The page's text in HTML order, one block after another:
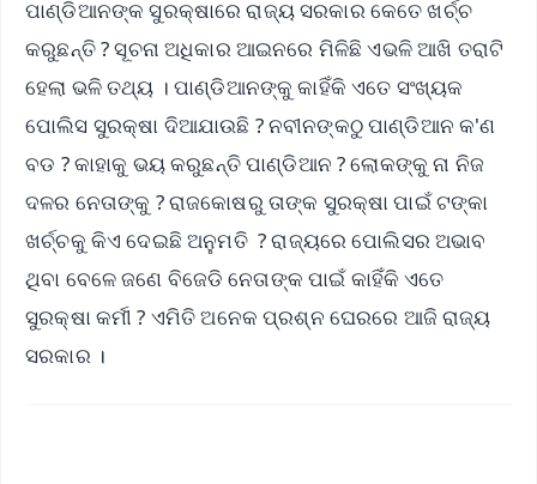
ପାଣ୍ଡିଆନଙ୍କ ସୁରକ୍ଷାରେ ରାଜ୍ୟ ସରକାର କେତେ ଖର୍ଚ୍ଚ
କରୁଛନ୍ତି ? ସୂଚନା ଅଧିକାର ଆଇନରେ ମିଳିଛି ଏଭଳି ଆଖି ତରାଟି
ହେଲା ଭଳି ତଥ୍ୟ । ପାଣ୍ଡିଆନଙ୍କୁ କାହିଁକି ଏତେ ସଂଖ୍ୟକ
ପୋଲିସ ସୁରକ୍ଷା ଦିଆଯାଉଛି ? ନବୀନଙ୍କଠୁ ପାଣ୍ଡିଆନ କ'ଣ
ବଡ ? କାହାକୁ ଭୟ କରୁଛନ୍ତି ପାଣ୍ଡିଆନ ? ଲୋକଙ୍କୁ ନା ନିଜ
ଦଳର ନେତାଙ୍କୁ ? ରାଜକୋଷରୁ ତାଙ୍କ ସୁରକ୍ଷା ପାଇଁ ଟଙ୍କା
ଖର୍ଚ୍ଚକୁ କିଏ ଦେଇଛି ଅନୁମତି ? ରାଜ୍ୟରେ ପୋଲିସର ଅଭାବ
ଥିବା ବେଳେ ଜଣେ ବିଜେଡି ନେତାଙ୍କ ପାଇଁ କାହିଁକି ଏତେ
ସୁରକ୍ଷା କର୍ମୀ ? ଏମିତି ଅନେକ ପ୍ରଶ୍ନ ଘେରରେ ଆଜି ରାଜ୍ୟ
ସରକାର ।